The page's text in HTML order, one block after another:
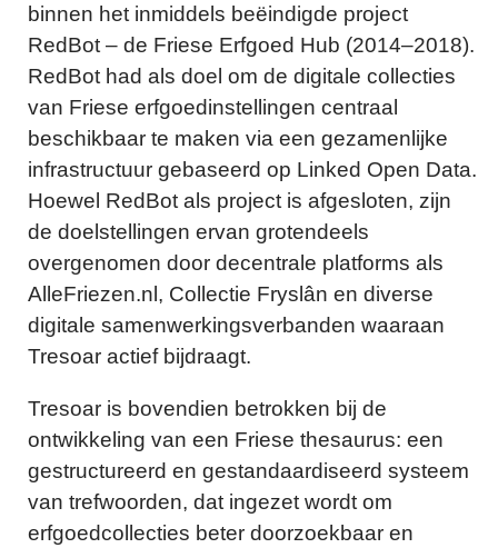
binnen het inmiddels beëindigde project
RedBot – de Friese Erfgoed Hub (2014–2018).
RedBot had als doel om de digitale collecties
van Friese erfgoedinstellingen centraal
beschikbaar te maken via een gezamenlijke
infrastructuur gebaseerd op Linked Open Data.
Hoewel RedBot als project is afgesloten, zijn
de doelstellingen ervan grotendeels
overgenomen door decentrale platforms als
AlleFriezen.nl, Collectie Fryslân en diverse
digitale samenwerkingsverbanden waaraan
Tresoar actief bijdraagt.
Tresoar is bovendien betrokken bij de
ontwikkeling van een Friese thesaurus: een
gestructureerd en gestandaardiseerd systeem
van trefwoorden, dat ingezet wordt om
erfgoedcollecties beter doorzoekbaar en